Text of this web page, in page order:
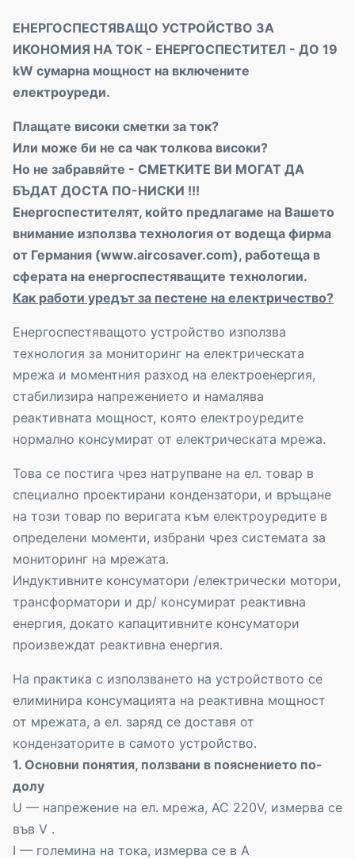
ЕНЕРГОСПЕСТЯВАЩО УСТРОЙСТВО ЗА
ИКОНОМИЯ НА ТОК - ЕНЕРГОСПЕСТИТЕЛ - ДО 19
kW сумарна мощност на включените
електроуреди.
Плащате високи сметки за ток?
Или може би не са чак толкова високи?
Но не забравяйте - СМЕТКИТЕ ВИ МОГАТ ДА
БЪДАТ ДОСТА ПО-НИСКИ !!!
Енергоспестителят, който предлагаме на Вашето
внимание използва технология от водеща фирма
от Германия (www.aircosaver.com), работеща в
сферата на енергоспестяващите технологии.
Как работи уредът за пестене на електричество?
Енергоспестяващото устройство използва
технология за мониторинг на електрическата
мрежа и моментния разход на електроенергия,
стабилизира напрежението и намалява
реактивната мощност, която електроуредите
нормално консумират от електрическата мрежа.
Това се постига чрез натрупване на ел. товар в
специално проектирани кондензатори, и връщане
на този товар по веригата към електроуредите в
определени моменти, избрани чрез системата за
мониторинг на мрежата.
Индуктивните консуматори /електрически мотори,
трансформатори и др/ консумират реактивна
енергия, докато капацитивните консуматори
произвеждат реактивна енергия.
На практика с използването на устройството се
елиминира консумацията на реактивна мощност
от мрежата, а ел. заряд се доставя от
кондензаторите в самото устройство.
1. Основни понятия, ползвани в пояснението по-
долу
U — напрежение на ел. мрежа, AC 220V, измерва се
във V .
I — големина на тока, измерва се в А